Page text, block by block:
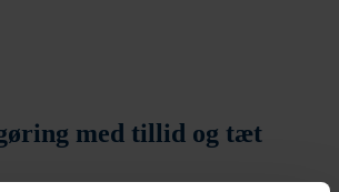
med tillid og tæt